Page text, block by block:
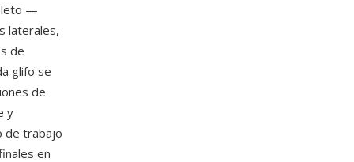
—
laterales,
de
glifo se
de
y
de trabajo
en